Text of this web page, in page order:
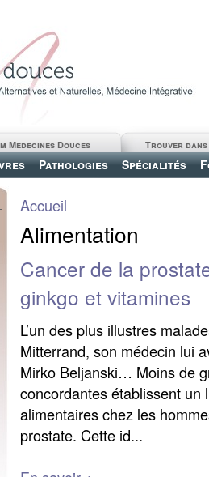
Pathologies Spécialités
Trouver
Medecines Douces
Accueil
Alimentation
Cancer de la
ginkgo et vitamines
L’un des plus illustres
Mitterrand, son médecin lui
Mirko Beljanski… Moins de
concordantes établissent un
alimentaires chez les
prostate. Cette id...